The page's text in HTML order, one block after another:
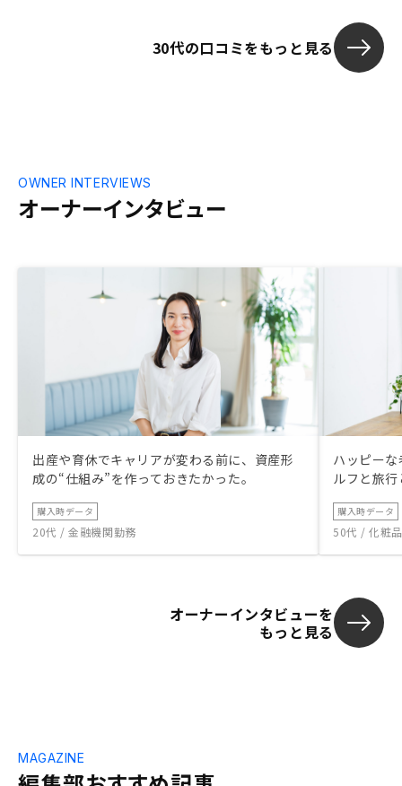
30代の口コミをもっと見る
オーナーインタビュー
OWNER INTERVIEWS
出産や育休でキャリアが変わる前に、資産形
成の“仕組み”を作っておきたかった。
購入時データ
20代 / 金融機関勤務
ハッピー
ルフと旅
購入時データ
50代 / 化粧
オーナーインタビューを
もっと見る
MAGAZINE